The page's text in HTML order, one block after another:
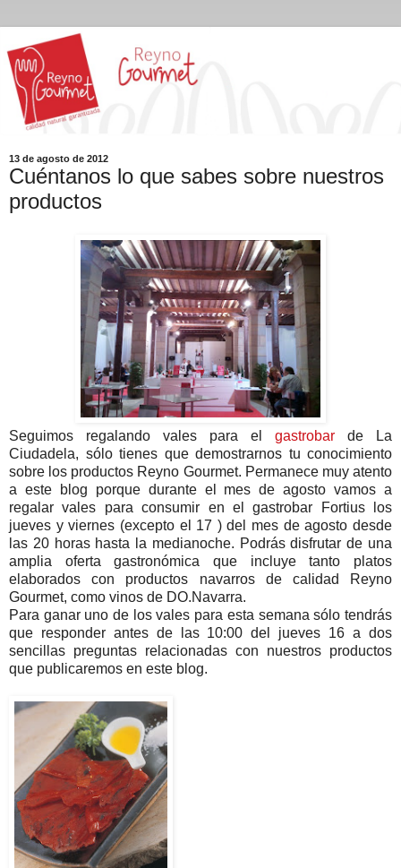
13 de agosto de 2012
Cuéntanos lo que sabes sobre nuestros
productos
Seguimos regalando vales para el gastrobar de La
Ciudadela, sólo tienes que demostrarnos tu conocimiento
sobre los productos Reyno Gourmet. Permanece muy atento
a este blog porque durante el mes de agosto vamos a
regalar vales para consumir en el gastrobar Fortius los
jueves y viernes (excepto el 17 ) del mes de agosto desde
las 20 horas hasta la medianoche. Podrás disfrutar de una
amplia oferta gastronómica que incluye tanto platos
elaborados con productos navarros de calidad Reyno
Gourmet, como vinos de DO.Navarra.
Para ganar uno de los vales para esta semana sólo tendrás
que responder antes de las 10:00 del jueves 16 a dos
sencillas preguntas relacionadas con nuestros productos
que publicaremos en este blog.